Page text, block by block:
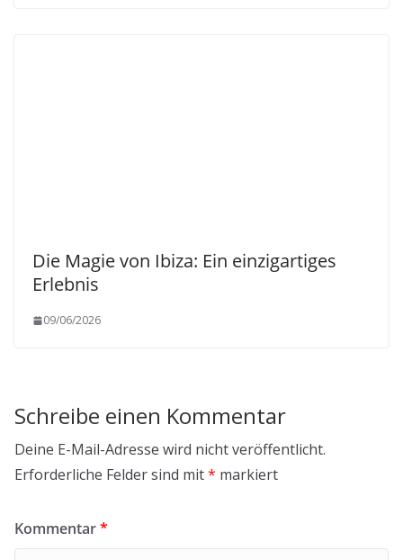
Die Magie von Ibiza: Ein einzigartiges
Erlebnis
09/06/2026
Schreibe einen Kommentar
Deine E-Mail-Adresse wird nicht veröffentlicht.
Erforderliche Felder sind mit* markiert
Kommentar*